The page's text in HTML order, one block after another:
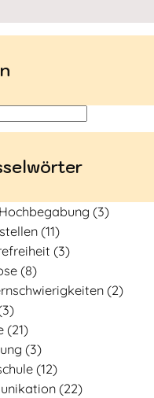
(3)
(11)
(3)
(8)
(2)
(21)
(3)
(12)
(22)